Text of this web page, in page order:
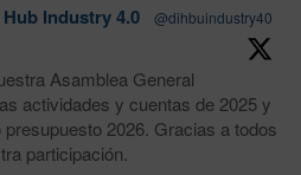
Industry 4.0
@dihbuindustry40
Asamblea General
actividades y cuentas de 2025 y
2026. Gracias a todos
participación.